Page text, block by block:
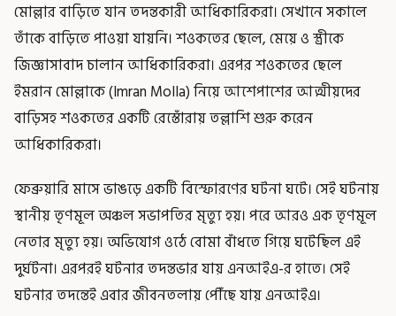
মোল্লার বাড়িতে যান তদন্তকারী আধিকারিকরা। সেখানে সকালে
তাঁকে বাড়িতে পাওয়া যায়নি। শওকতের ছেলে, মেয়ে ও স্ত্রীকে
জিজ্ঞাসাবাদ চালান আধিকারিকরা। এরপর শওকতের ছেলে
ইমরান মোল্লাকে (Imran Molla) নিয়ে আশেপাশের আত্মীয়দের
বাড়িসহ শওকতের একটি রেস্তোঁরায় তল্লাশি শুরু করেন
আধিকারিকরা।
ফেব্রুয়ারি মাসে ভাঙড়ে একটি বিস্ফোরণের ঘটনা ঘটে। সেই ঘটনায়
স্থানীয় তৃণমূল অঞ্চল সভাপতির মৃত্যু হয়। পরে আরও এক তৃণমূল
নেতার মৃত্যু হয়। অভিযোগ ওঠে বোমা বাঁধতে গিয়ে ঘটেছিল এই
দুর্ঘটনা। এরপরই ঘটনার তদন্তভার যায় এনআইএ-র হাতে। সেই
ঘটনার তদন্তেই এবার জীবনতলায় পৌঁছে যায় এনআইএ।